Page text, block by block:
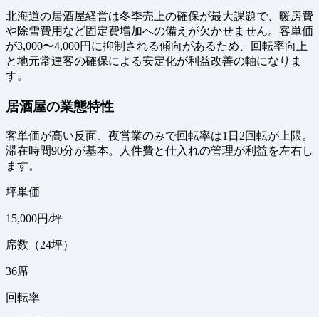
北海道の居酒屋経営は冬季売上の確保が最大課題で、暖房費
や除雪費用など固定費増加への備えが欠かせません。客単価
が3,000〜4,000円に抑制される傾向があるため、回転率向上
と地元常連客の確保による安定化が利益改善の軸になりま
す。
居酒屋の業態特性
客単価が高い反面、夜営業のみで回転率は1日2回転が上限。
滞在時間90分が基本。人件費と仕入れの管理が利益を左右し
ます。
坪単価
15,000円/坪
席数（24坪）
36席
回転率